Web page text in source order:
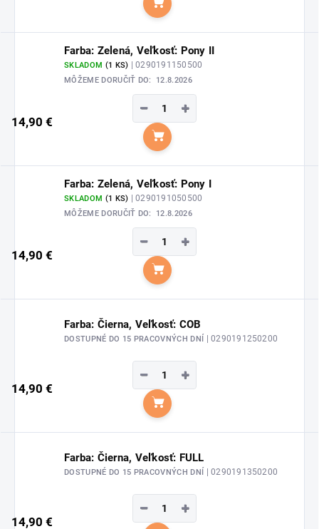
Do košíka
Farba: Zelená, Veľkosť: Pony II
SKLADOM (1 KS) | 0290191150500
MÔŽEME DORUČIŤ DO: 12.8.2026
14,90 €
+
−
Do košíka
Farba: Zelená, Veľkosť: Pony I
SKLADOM (1 KS) | 0290191050500
MÔŽEME DORUČIŤ DO: 12.8.2026
14,90 €
+
−
Do košíka
Farba: Čierna, Veľkosť: COB
DOSTUPNÉ DO 15 PRACOVNÝCH DNÍ | 0290191250200
14,90 €
+
−
Do košíka
Farba: Čierna, Veľkosť: FULL
DOSTUPNÉ DO 15 PRACOVNÝCH DNÍ | 0290191350200
14,90 €
+
−